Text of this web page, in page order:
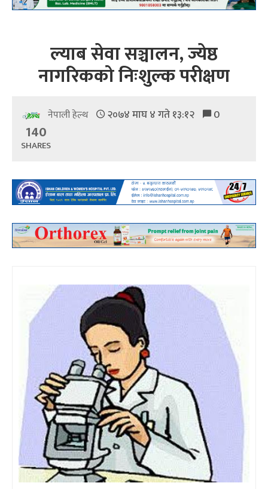
ल्याब सेवा सञ्चालन, ज्येष्ठ
नागरिकको निःशुल्क परीक्षण
नेपाली हेल्थ २०७४ माघ ४ गते १३:१२ 0
140
SHARES